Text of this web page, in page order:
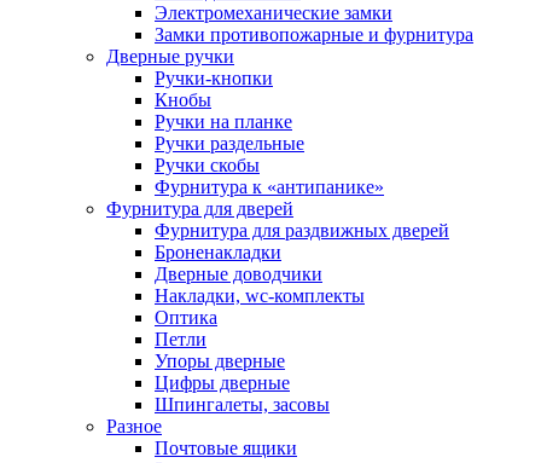
Электромеханические замки
Замки противопожарные и фурнитура
Дверные ручки
Ручки-кнопки
Кнобы
Ручки на планке
Ручки раздельные
Ручки скобы
Фурнитура к «антипанике»
Фурнитура для дверей
Фурнитура для раздвижных дверей
Броненакладки
Дверные доводчики
Накладки, wc-комплекты
Оптика
Петли
Упоры дверные
Цифры дверные
Шпингалеты, засовы
Разное
Почтовые ящики